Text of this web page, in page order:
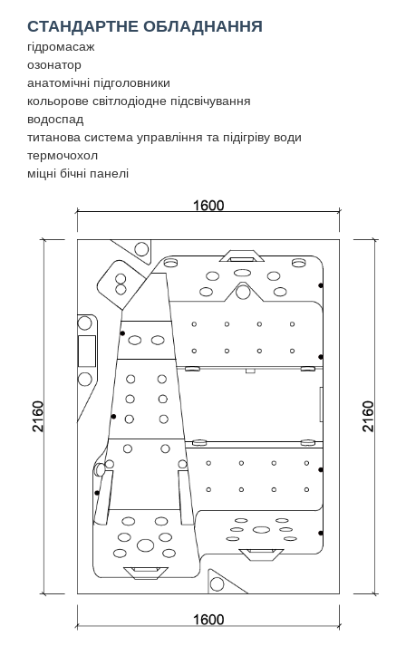
СТАНДАРТНЕ ОБЛАДНАННЯ
гідромасаж
озонатор
анатомічні підголовники
кольорове світлодіодне підсвічування
водоспад
титанова система управління та підігріву води
термочохол
міцні бічні панелі